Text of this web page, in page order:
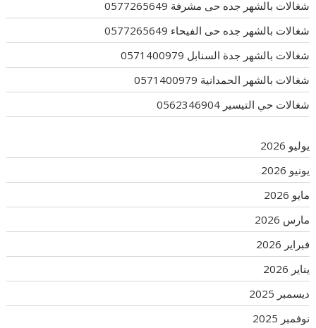
شغالات بالشهر جده حى مشرفة 0577265649
شغالات بالشهر جده حى الفيحاء 0577265649
شغالات بالشهر جدة السنابل 0571400979
شغالات بالشهر الحمدانية 0571400979
شغالات حي التيسير 0562346904
يوليو 2026
يونيو 2026
مايو 2026
مارس 2026
فبراير 2026
يناير 2026
ديسمبر 2025
نوفمبر 2025